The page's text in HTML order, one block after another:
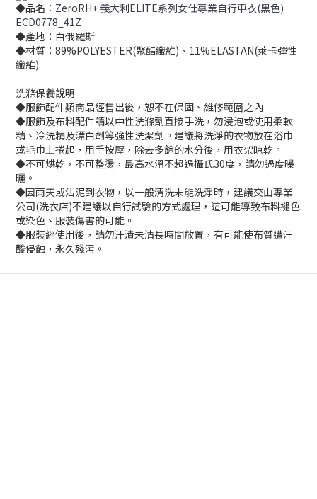
◆品名： ZeroRH+ 義大利ELITE系列女仕專業自行車衣(黑色)
ECD0778_41Z
◆產地：白俄羅斯
◆材質：89%POLYESTER(聚酯纖維)、11%ELASTAN(萊卡彈性
纖維)
洗滌保養說明
◆服飾配件類商品經售出後，恕不在保固、維修範圍之內
◆服飾及布料配件請以中性洗滌劑直接手洗，勿浸泡或使用柔軟
精、冷洗精及漂白劑等強性洗潔劑。建議將洗淨的衣物放在浴巾
或毛巾上捲起，用手按壓，除去多餘的水分後，用衣架晾乾。
◆不可烘乾，不可整燙，最高水溫不超過攝氏30度，請勿過度曝
曬。
◆因雨天或沾泥到衣物，以一般清洗未能洗淨時，建議交由專業
公司(洗衣店)不建議以自行試驗的方式處理，這可能導致布料褪色
或染色、服裝傷害的可能。
◆服裝經使用後，請勿汗漬未清長時間放置，有可能使布質遭汗
酸侵蝕，永久殘污。